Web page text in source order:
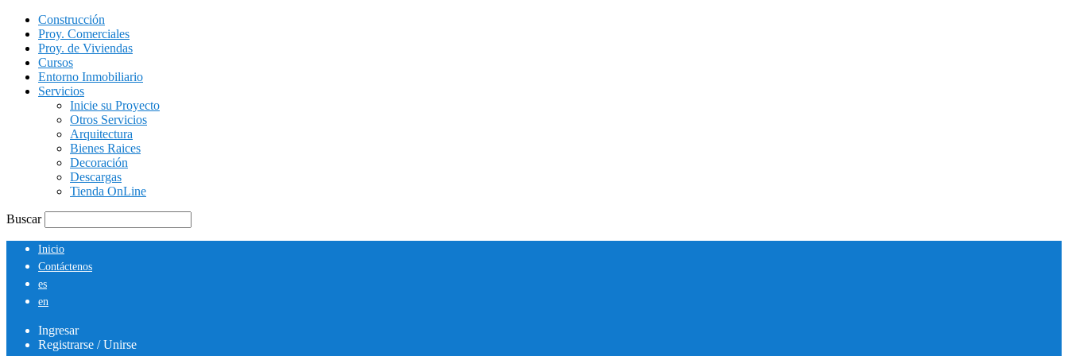
Construcción
Proy. Comerciales
Proy. de Viviendas
Cursos
Entorno Inmobiliario
Servicios
Inicie su Proyecto
Otros Servicios
Arquitectura
Bienes Raices
Decoración
Descargas
Tienda OnLine
Buscar
Inicio
Contáctenos
es
en
Ingresar
Registrarse / Unirse